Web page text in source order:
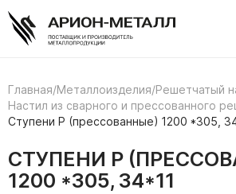
Главная/Металлоизделия/Решетчатый
Настил из сварного и прессованного
Ступени P (прессованные) 1200 *305,
СТУПЕНИ P
1200 *305, 34*11